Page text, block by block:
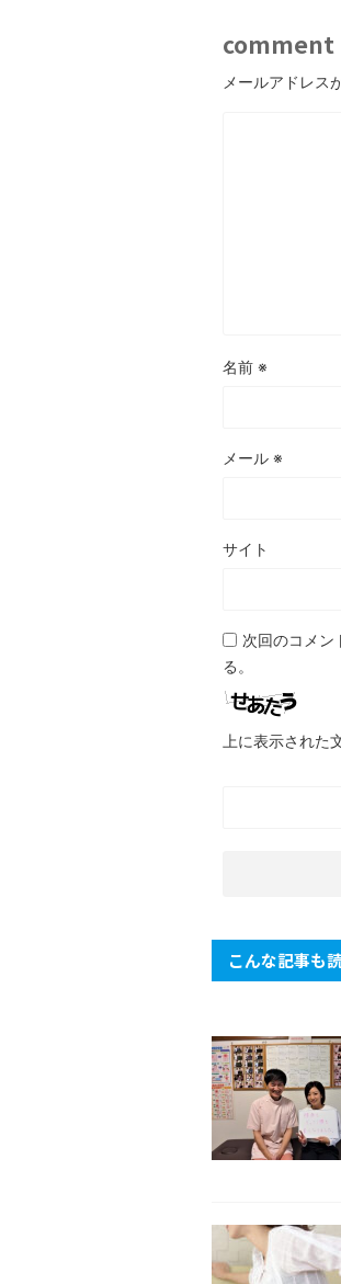
comment
メールアドレス
名前 ※
メール ※
サイト
次回のコメン
る。
上に表示された
こんな記事も